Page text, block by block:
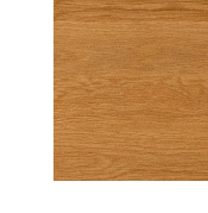
無垢材
天板と前板には無垢
使うほどに味わいが
せん。